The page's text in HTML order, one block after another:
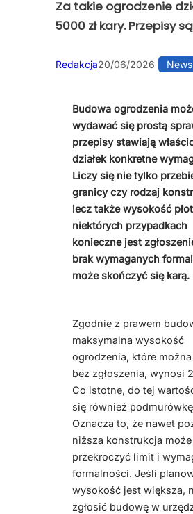
Za takie ogrodzenie
5000 zł kary. Przepisy
Redakcja20/06/2026
Budowa ogrodzenia
wydawać się prostą
przepisy stawiają
działek konkretne
Liczy się nie tylko
granicy czy rodzaj
lecz także wysokość
niektórych przypadkach
konieczne jest
brak wymaganych
może skończyć się karą.
Zgodnie z prawem
maksymalna wysokość
ogrodzenia, które
bez zgłoszenia, wynosi
Co istotne, do tej
się również
Oznacza to, że nawet
niższa konstrukcja może
przekroczyć limit i
formalności. Jeśli
wysokość jest większa,
zgłosić budowę w